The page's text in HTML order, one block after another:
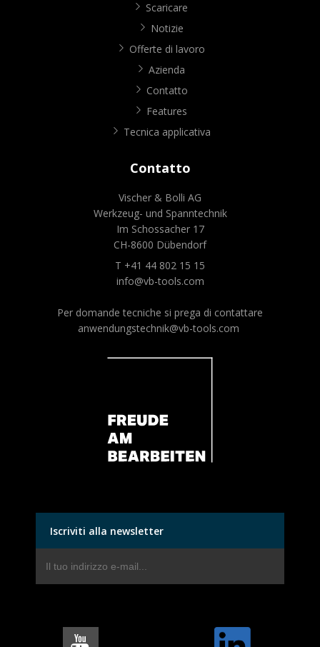
Scaricare
Notizie
Offerte di lavoro
Azienda
Contatto
Features
Tecnica applicativa
Contatto
Vischer & Bolli AG
Werkzeug- und Spanntechnik
Im Schossacher 17
CH-8600 Dübendorf
T +41 44 802 15 15
info@vb-tools.com
Per domande tecniche si prega di contattare
anwendungstechnik@vb-tools.com
Iscriviti alla newsletter